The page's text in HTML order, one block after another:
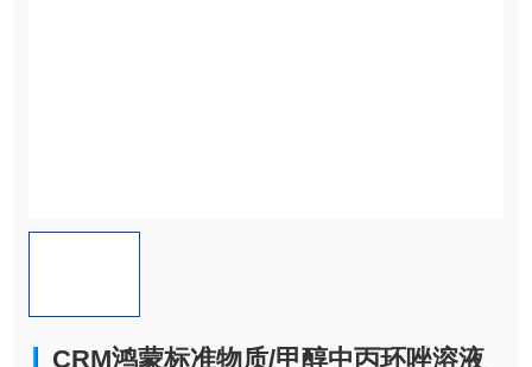
CRM鸿蒙标准物质/甲醇中丙环唑溶液